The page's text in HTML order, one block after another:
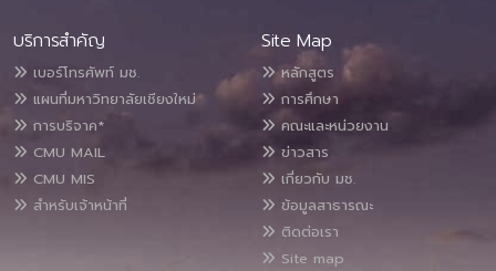
บริการสำคัญ
เบอร์โทรศัพท์ มช.
แผนที่มหาวิทยาลัยเชียงใหม่
การบริจาค*
CMU MAIL
CMU MIS
สำหรับเจ้าหน้าที่
Site Map
หลักสูตร
การศึกษา
คณะและหน่วยงาน
ข่าวสาร
เกี่ยวกับ มช.
ข้อมูลสาธารณะ
ติดต่อเรา
Site map